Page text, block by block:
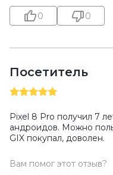
0 0
Посетитель
Pixel 8 Pro получил 7
андроидов. Можно
GIX покупал, доволен.
Вам помог этот отзыв?